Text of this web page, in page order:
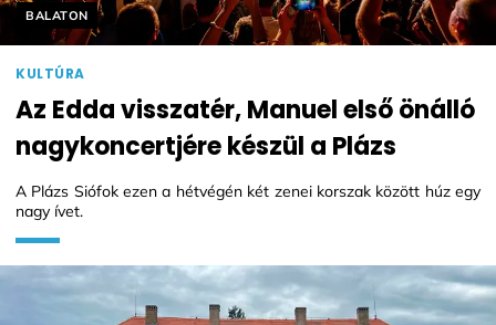
Helyszín címkék:
BALATON
KULTÚRA
Az Edda visszatér, Manuel első önálló
nagykoncertjére készül a Plázs
A Plázs Siófok ezen a hétvégén két zenei korszak között húz egy
nagy ívet.